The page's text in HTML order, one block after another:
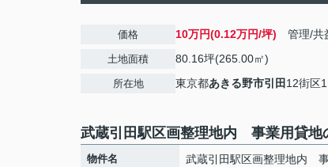
価格 10万円(0.12万円/坪) 管理/共
土地面積 80.16坪(265.00㎡)
所在地 東京都あきる野市引田 12街区
武蔵引田駅区画整理地内 事業用貸地
物件名 武蔵引田駅区画整理地内